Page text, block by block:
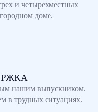
и четырехместных
доме.
нашим выпускником.
в трудных ситуациях.